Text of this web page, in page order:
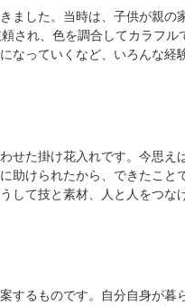
した。当時は、子供が親
され、色を調合してカラフ
っていくなど、いろんな経
た掛け花入れです。今思
けられたから、できたこ
て技と素材、人と人をつな
るものです。自分自身が